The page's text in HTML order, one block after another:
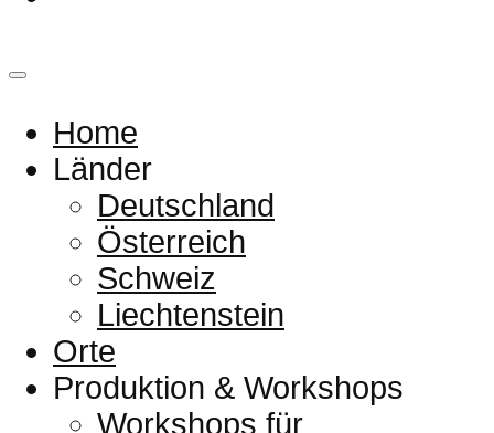
Home
Länder
Deutschland
Österreich
Schweiz
Liechtenstein
Orte
Produktion & Workshops
Workshops für